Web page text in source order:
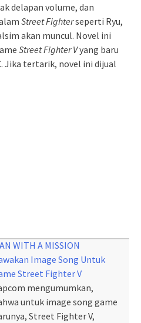
delapan volume, dan
Street Fighterseperti Ryu,
akan muncul. Novel ini
Street Fighter Vyang baru
Jika tertarik, novel ini dijual
WITH A MISSION
Image Song Untuk
Street Fighter V
mengumumkan,
untuk image song game
Street Fighter V,